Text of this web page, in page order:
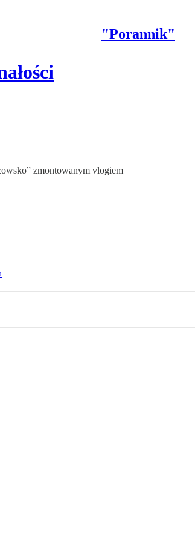
"Porannik"
zmontowanym vlogiem